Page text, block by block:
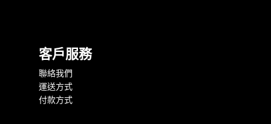
客戶服務
聯絡我們
運送方式
付款方式